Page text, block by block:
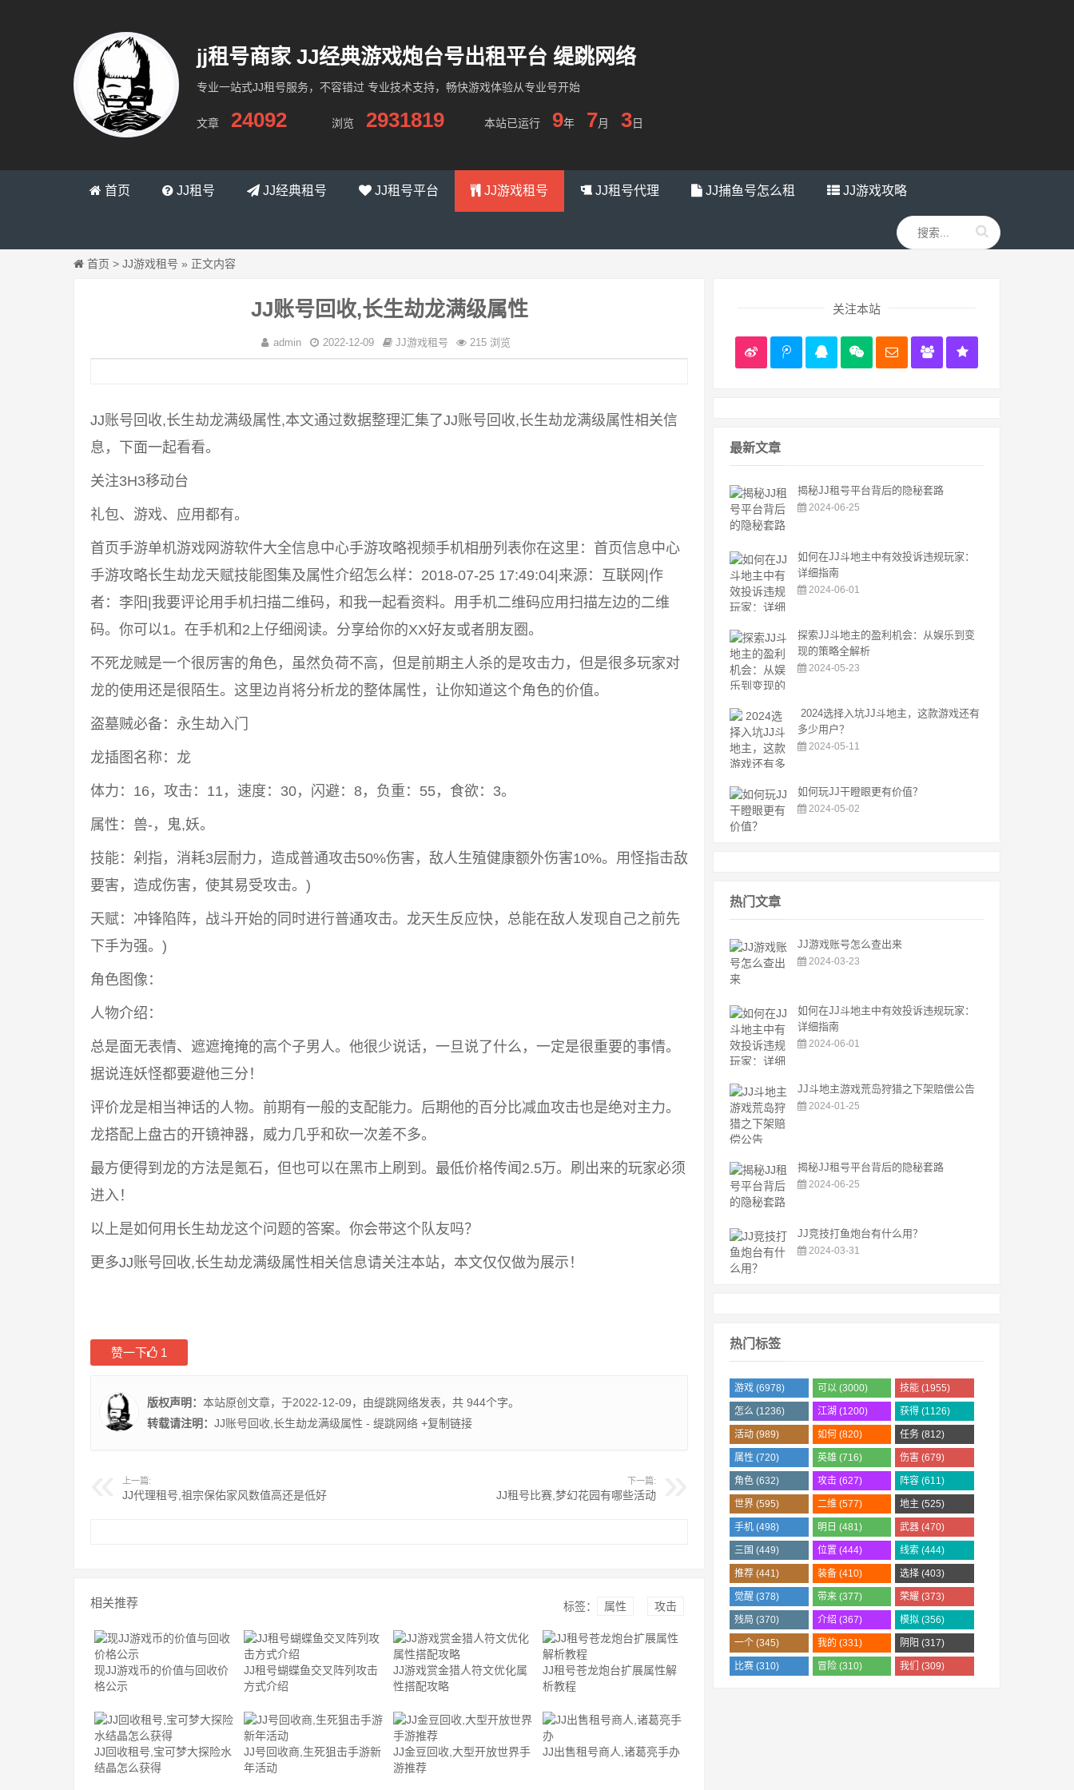
jj租号商家 JJ经典游戏炮台号出租平台 缇跳网络
专业一站式JJ租号服务，不容错过 专业技术支持，畅快游戏体验从专业号开始
文章 24092 浏览 2931819 本站已运行 9年 7月 3日
首页 JJ租号 JJ经典租号 JJ租号平台 JJ游戏租号 JJ租号代理 JJ捕鱼号怎么租 JJ游戏攻略
首页 > JJ游戏租号 » 正文内容
JJ账号回收,长生劫龙满级属性
admin 2022-12-09 JJ游戏租号 215 浏览
JJ账号回收,长生劫龙满级属性,本文通过数据整理汇集了JJ账号回收,长生劫龙满级属性相关信
息，下面一起看看。
关注3H3移动台
礼包、游戏、应用都有。
首页手游单机游戏网游软件大全信息中心手游攻略视频手机相册列表你在这里：首页信息中心
手游攻略长生劫龙天赋技能图集及属性介绍怎么样：2018-07-25 17:49:04|来源：互联网|作
者：李阳|我要评论用手机扫描二维码，和我一起看资料。用手机二维码应用扫描左边的二维
码。你可以1。在手机和2上仔细阅读。分享给你的XX好友或者朋友圈。
不死龙贼是一个很厉害的角色，虽然负荷不高，但是前期主人杀的是攻击力，但是很多玩家对
龙的使用还是很陌生。这里边肖将分析龙的整体属性，让你知道这个角色的价值。
盗墓贼必备：永生劫入门
龙插图名称：龙
体力：16，攻击：11，速度：30，闪避：8，负重：55，食欲：3。
属性：兽-，鬼,妖。
技能：剁指，消耗3层耐力，造成普通攻击50%伤害，敌人生殖健康额外伤害10%。用怪指击敌
要害，造成伤害，使其易受攻击。)
天赋：冲锋陷阵，战斗开始的同时进行普通攻击。龙天生反应快，总能在敌人发现自己之前先
下手为强。)
角色图像：
人物介绍：
总是面无表情、遮遮掩掩的高个子男人。他很少说话，一旦说了什么，一定是很重要的事情。
据说连妖怪都要避他三分！
评价龙是相当神话的人物。前期有一般的支配能力。后期他的百分比减血攻击也是绝对主力。
龙搭配上盘古的开镜神器，威力几乎和砍一次差不多。
最方便得到龙的方法是氪石，但也可以在黑市上刷到。最低价格传闻2.5万。刷出来的玩家必须
进入！
以上是如何用长生劫龙这个问题的答案。你会带这个队友吗？
更多JJ账号回收,长生劫龙满级属性相关信息请关注本站，本文仅仅做为展示！
赞一下 1
版权声明： 本站原创文章，于2022-12-09，由缇跳网络发表，共 944个字。
转载请注明： JJ账号回收,长生劫龙满级属性 - 缇跳网络 +复制链接
上一篇:
JJ代理租号,祖宗保佑家风数值高还是低好
下一篇:
JJ租号比赛,梦幻花园有哪些活动
相关推荐 标签： 属性 攻击
现JJ游戏币的价值与回收价
格公示
JJ租号蝴蝶鱼交叉阵列攻击
方式介绍
JJ游戏赏金猎人符文优化属
性搭配攻略
JJ租号苍龙炮台扩展属性解
析教程
JJ回收租号,宝可梦大探险水
结晶怎么获得
JJ号回收商,生死狙击手游新
年活动
JJ金豆回收,大型开放世界手
游推荐
JJ出售租号商人,诸葛亮手办
关注本站
最新文章
揭秘JJ租号平台背后的隐秘套路
2024-06-25
如何在JJ斗地主中有效投诉违规玩家：
详细指南
2024-06-01
探索JJ斗地主的盈利机会：从娱乐到变
现的策略全解析
2024-05-23
2024选择入坑JJ斗地主，这款游戏还有
多少用户？
2024-05-11
如何玩JJ干瞪眼更有价值？
2024-05-02
热门文章
JJ游戏账号怎么查出来
2024-03-23
如何在JJ斗地主中有效投诉违规玩家：
详细指南
2024-06-01
JJ斗地主游戏荒岛狩猎之下架赔偿公告
2024-01-25
揭秘JJ租号平台背后的隐秘套路
2024-06-25
JJ竞技打鱼炮台有什么用？
2024-03-31
热门标签
游戏 (6978) 可以(3000) 技能 (1955)
怎么 (1236) 江湖 (1200) 获得 (1126)
活动 (989) 如何 (820) 任务 (812)
属性 (720) 英雄(716) 伤害 (679)
角色 (632) 攻击(627) 阵容 (611)
世界 (595) 二维(577) 地主 (525)
手机 (498) 明日 (481) 武器 (470)
三国 (449) 位置 (444) 线索 (444)
推荐 (441) 装备(410) 选择 (403)
觉醒 (378) 带来(377) 荣耀 (373)
残局 (370) 介绍 (367) 模拟 (356)
一个 (345) 我的(331) 阴阳 (317)
比赛 (310) 冒险(310) 我们 (309)